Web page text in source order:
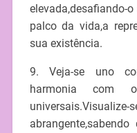
elevada,desafiando-
palco da vida,a
sua existência.
9. Veja-se uno
harmonia